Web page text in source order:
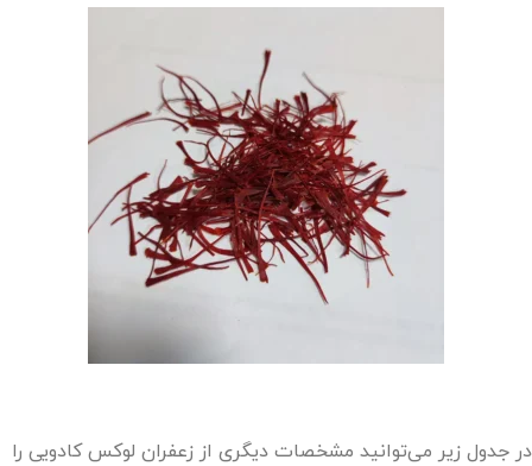
در جدول زیر می‌توانید مشخصات دیگری از زعفران لوکس کادویی را